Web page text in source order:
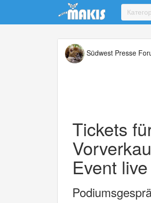
Update cookies preferences
Südwest Presse
Tickets
Event